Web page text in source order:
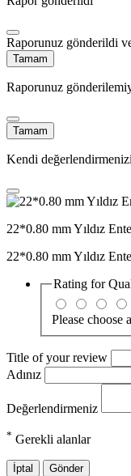
Raporunuz gönderildi
Tamam
Raporunuz
Tamam
Kendi
22*0.80 mm Yıldız
22*0.80 mm Yıldız
Rating for
Please choose
Title of your review
Adınız
Değerlendirmeniz
* Gerekli alanlar
İptal Gönder